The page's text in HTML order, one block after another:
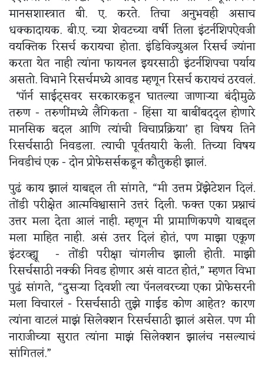
मानसशास्त्रात बी. ए. करते. तिचा अनुभवही असाच
धक्कादायक. बी.ए. च्या शेवटच्या वर्षी तिला इंटर्नशिपऐवजी
वयक्तिक रिसर्च करायचा होता. इंडिविज्युअल रिसर्च ज्यांना
करता येत नाही त्यांना फायनल इयरसाठी इंटर्नशिपचा पर्याय
असतो. विभाने रिसर्चमध्ये आवड म्हणून रिसर्च करायचं ठरवलं.
‘पॉर्न साईट्सवर सरकारकडून घातल्या जाणाऱ्या बंदीमुळे
तरुण - तरुणींमध्ये लैंगिकता - हिंसा या बाबींबदद्ल होणारे
मानसिक बदल आणि त्यांची विचाप्रक्रिया’ हा विषय तिने
रिसर्चसाठी निवडला. त्याची पूर्वतयारी केली. तिच्या विषय
निवडीचं एक - दोन प्रोफेसर्सकडून कौतुकही झालं.
पुढं काय झालं याबद्दल ती सांगते, “मी उत्तम प्रेंझेटेशन दिलं.
तोंडी परीक्षेत आत्मविश्वासाने उत्तरं दिली. फक्त एका प्रश्नाचं
उत्तर मला देता आलं नाही. म्हणून मी प्रामाणिकपणे याबद्दल
मला माहित नाही. असं उत्तर दिलं होतं, पण माझा एकूण
इंटरव्ह्यू - तोंडी परीक्षा चांगलीच झाली होती. माझी
रिसर्चसाठी नक्की निवड होणार असं वाटत होतं,” म्हणत विभा
पुढं सांगते, “दुसऱ्या दिवशी त्या पॅनलवरच्या एका प्रोफेसरनी
मला विचारलं - रिसर्चसाठी तुझे गाईड कोण आहेत? कारण
त्यांना वाटलं माझं सिलेक्शन रिसर्चसाठी झालं असेल. पण मी
नाराजीच्या सुरात त्यांना माझं सिलेक्शन झालंच नसल्याचं
सांगितलं.”